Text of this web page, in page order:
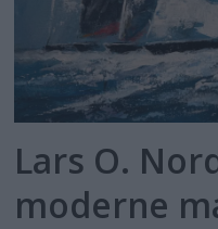
Lars O.
moderne